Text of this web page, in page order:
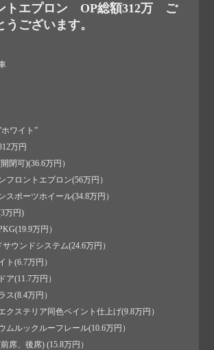
トエプロン OP総額312万 ご
ございます。
ワイト”
万円
閉可)(36.6万円）
ロントエプロン(56万円）
ポーツホイール(34.8万円）
万円)
万円）
ウンドシステム(24.6万円）
(6.7万円）
(11.7万円）
(8.4万円）
ステリア同色ペイント仕上げ(9.8万円）
ルックルーフレール(10.6万円）
席、後席) (15.8万円）